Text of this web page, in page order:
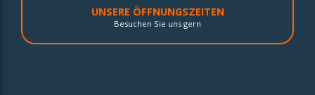
UNSERE ÖFFNUNGSZEITEN
Besuchen Sie uns gern